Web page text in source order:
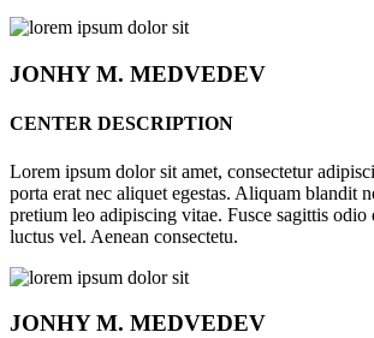
JONHYM. MEDVEDEV
CENTER DESCRIPTION
Lorem ipsum dolor sit amet, consectetur
porta erat nec aliquet egestas. Aliquam blandit
pretium leo adipiscing vitae. Fusce sagittis odio
luctus vel. Aenean consectetu.
JONHYM. MEDVEDEV